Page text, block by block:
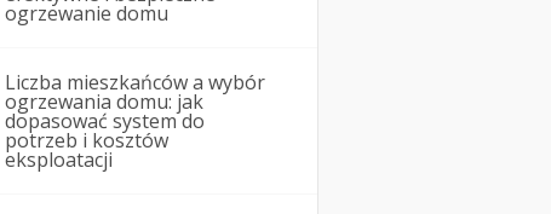
ogrzewanie domu
Liczba mieszkańców a wybór
ogrzewania domu: jak
dopasować system do
potrzeb i kosztów
eksploatacji